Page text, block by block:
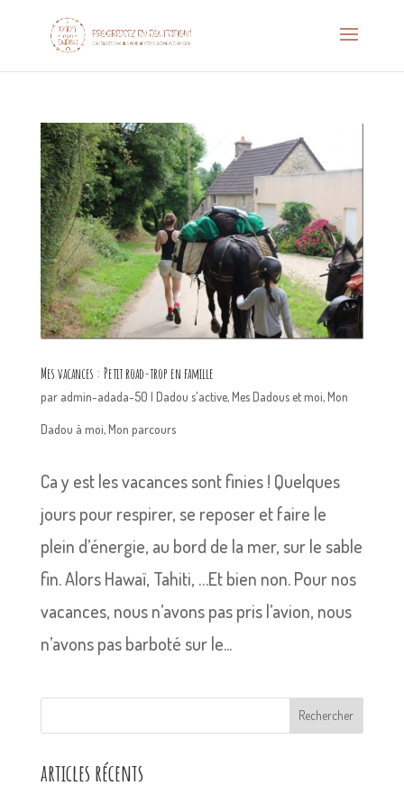
Mes vacances : Petit road-trop en famille
par admin-adada-50 | Dadou s'active,Mes Dadous et moi,Mon
Dadou à moi,Mon parcours
Ca y est les vacances sont finies ! Quelques
jours pour respirer, se reposer et faire le
plein d’énergie, au bord de la mer, sur le sable
fin. Alors Hawaï, Tahiti, …Et bien non. Pour nos
vacances, nous n’avons pas pris l’avion, nous
n’avons pas barboté sur le...
Rechercher
articles récents